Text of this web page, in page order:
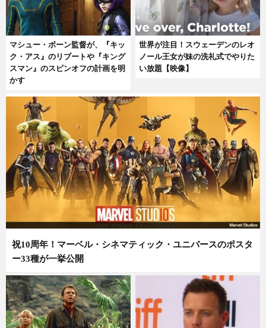
マシュー・ボーン監督が、『キッ
ク・アス』のリブートや『キング
スマン』のスピンオフの計画を明
かす
世界が注目！スウェーデンのレオ
ノール王女が妹の洗礼式でやりた
い放題【映像】
祝10周年！マーベル・シネマティック・ユニバースのポスタ
ー33種が一挙公開